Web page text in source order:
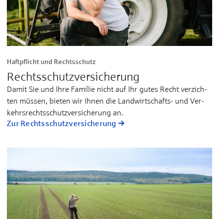
Haftpflicht und Rechtsschutz
Rechtsschutz­versicherung
Da­mit Sie und Ih­re Fa­mi­lie nicht auf Ihr gu­tes Recht ver­zich­
ten müs­sen, bie­ten wir Ih­nen die Land­­wirt­schafts- und Ver­
kehrs­­rechts­­schutz­­­ver­si­che­rung an.
Zur Rechtsschutz­versicherung